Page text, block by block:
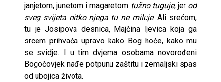
janjetom, junetom i magaretom tužno tuguje, jer od
sveg svijeta nitko njega tu ne miluje. Ali srećom,
tu je Josipova desnica, Majčina ljevica koja ga
srcem prihvaća upravo kako Bog hoće, kako mu
se svidje. I u tim dvjema osobama novorođeni
Bogočovjek nađe potpunu zaštitu i zemaljski spas
od ubojica života.